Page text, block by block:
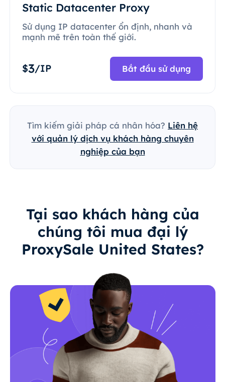
Static Datacenter Proxy
Sử dụng IP datacenter ổn định, nhanh và
mạnh mẽ trên toàn thế giới.
$3/IP Bắt đầu sử dụng
Tìm kiếm giải pháp cá nhân hóa? Liên hệ
với quản lý dịch vụ khách hàng chuyên
nghiệp của bạn
Tại sao khách hàng của
chúng tôi mua đại lý
ProxySale United States?